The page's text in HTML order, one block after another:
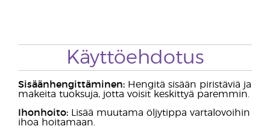
Käyttöehdotus
Sisäänhengittäminen: Hengitä sisään piristäviä ja
makeita tuoksuja, jotta voisit keskittyä paremmin.
Ihonhoito: Lisää muutama öljytippa vartalovoihin
ihoa hoitamaan.